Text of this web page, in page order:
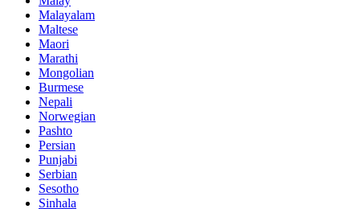
Malayalam
Maltese
Maori
Marathi
Mongolian
Burmese
Nepali
Norwegian
Pashto
Persian
Punjabi
Serbian
Sesotho
Sinhala